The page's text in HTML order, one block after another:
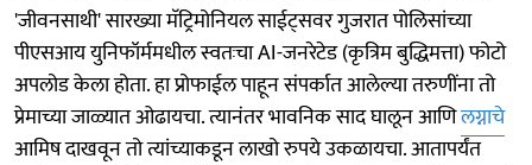
'जीवनसाथी' सारख्या मॅट्रिमोनियल साईट्सवर गुजरात पोलिसांच्या
पीएसआय युनिफॉर्ममधील स्वतःचा AI-जनरेटेड (कृत्रिम बुद्धिमत्ता) फोटो
अपलोड केला होता. हा प्रोफाईल पाहून संपर्कात आलेल्या तरुणींना तो
प्रेमाच्या जाळ्यात ओढायचा. त्यानंतर भावनिक साद घालून आणिलग्नाचे
आमिष दाखवून तो त्यांच्याकडून लाखो रुपये उकळायचा. आतापर्यंत